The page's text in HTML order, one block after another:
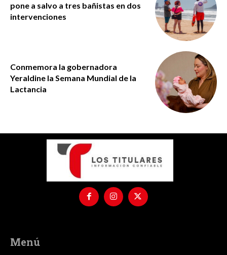
pone a salvo a tres bañistas en dos
intervenciones
Conmemora la gobernadora
Yeraldine la Semana Mundial de la
Lactancia
Menú